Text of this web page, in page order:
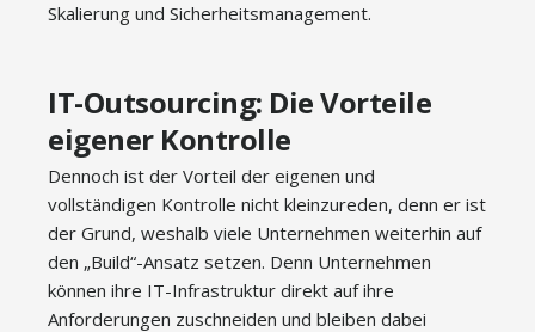
Skalierung und Sicherheitsmanagement.
IT-Outsourcing: Die Vorteile
eigener Kontrolle
Dennoch ist der Vorteil der eigenen und
vollständigen Kontrolle nicht kleinzureden, denn er ist
der Grund, weshalb viele Unternehmen weiterhin auf
den „Build“-Ansatz setzen. Denn Unternehmen
können ihre IT-Infrastruktur direkt auf ihre
Anforderungen zuschneiden und bleiben dabei